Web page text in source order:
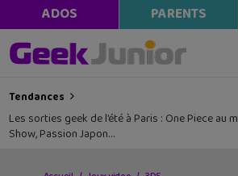
ADOS PARENTS
Tendances
Les sorties geek de l’été à Paris : One Piece au
Show, Passion Japon…